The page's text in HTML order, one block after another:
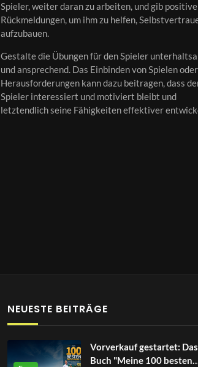
Spieler, weiter daran zu arbeiten, und gib positive
Rückmeldungen, um ihm zu helfen,
aufzubauen.
Gestalte die Übungen für den Spieler
und ansprechend. Das Einbinden von Spielen oder
Herausforderungen kann dazu beitragen, dass
Spieler interessiert und motiviert bleibt und
letztendlich seine Fähigkeiten effektiver
NEUESTE BEITRÄGE
Vorverkauf gestartet:
Buch "Meine 100 besten